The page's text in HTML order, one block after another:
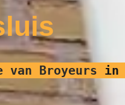
Broyeurs in